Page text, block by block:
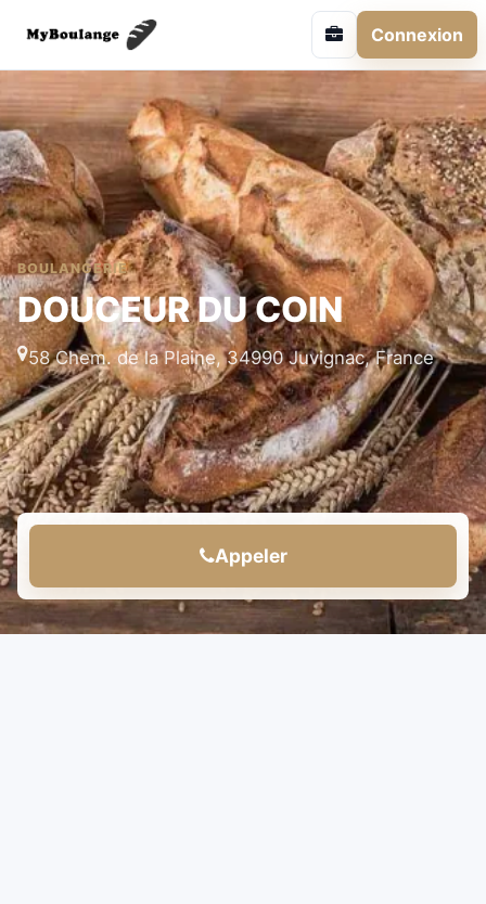
Connexion
BOULANGERIE
DOUCEUR DU COIN
58 Chem. de la Plaine, 34990 Juvignac, France
Appeler